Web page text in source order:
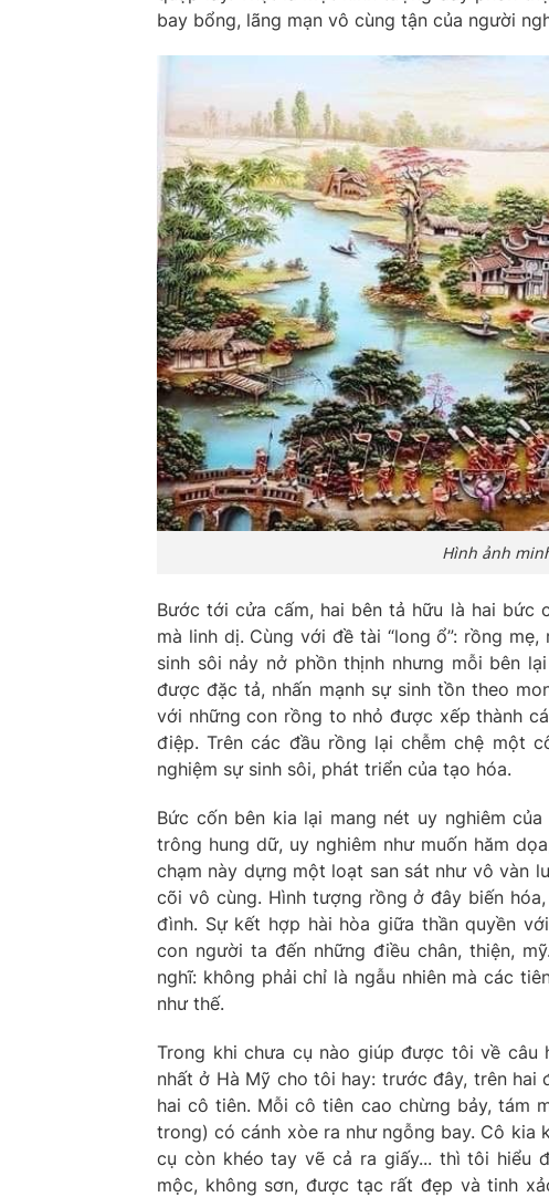
bay bổng, lãng mạn vô cùng tận của người
Hình ảnh
Bước tới cửa cấm, hai bên tả hữu là hai bức
mà linh dị. Cùng với đề tài “long ổ”: rồng
sinh sôi nảy nở phồn thịnh nhưng mỗi bên
được đặc tả, nhấn mạnh sự sinh tồn theo
với những con rồng to nhỏ được xếp thành
điệp. Trên các đầu rồng lại chễm chệ một
nghiệm sự sinh sôi, phát triển của tạo hóa.
Bức cốn bên kia lại mang nét uy nghiêm
trông hung dữ, uy nghiêm như muốn hăm
chạm này dựng một loạt san sát như vô vàn
cõi vô cùng. Hình tượng rồng ở đây biến
đình. Sự kết hợp hài hòa giữa thần quyền
con người ta đến những điều chân, thiện,
nghĩ: không phải chỉ là ngẫu nhiên mà các
như thế.
Trong khi chưa cụ nào giúp được tôi về
nhất ở Hà Mỹ cho tôi hay: trước đây, trên
hai cô tiên. Mỗi cô tiên cao chừng bảy, tám
trong) có cánh xòe ra như ngỗng bay. Cô kia
cụ còn khéo tay vẽ cả ra giấy... thì tôi hiểu
mộc, không sơn, được tạc rất đẹp và tinh